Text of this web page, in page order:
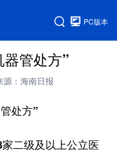
PC版本
管处方”
源：海南日报
处方”
二级及以上公立医